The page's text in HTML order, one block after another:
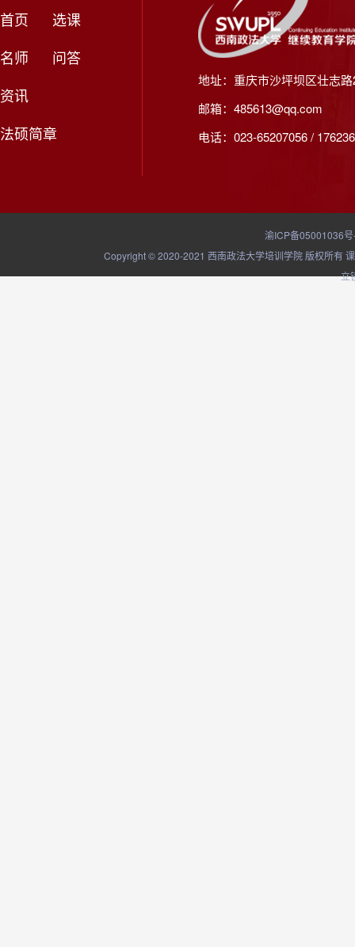
首页
选课
名师
问答
资讯
法硕简章
地址：重庆市沙坪坝区壮志
邮箱：485613@qq.com
电话：023-65207056 /
渝ICP备05001036
Copyright © 2020-2021 西南政法大学培训学院 版权所有
立